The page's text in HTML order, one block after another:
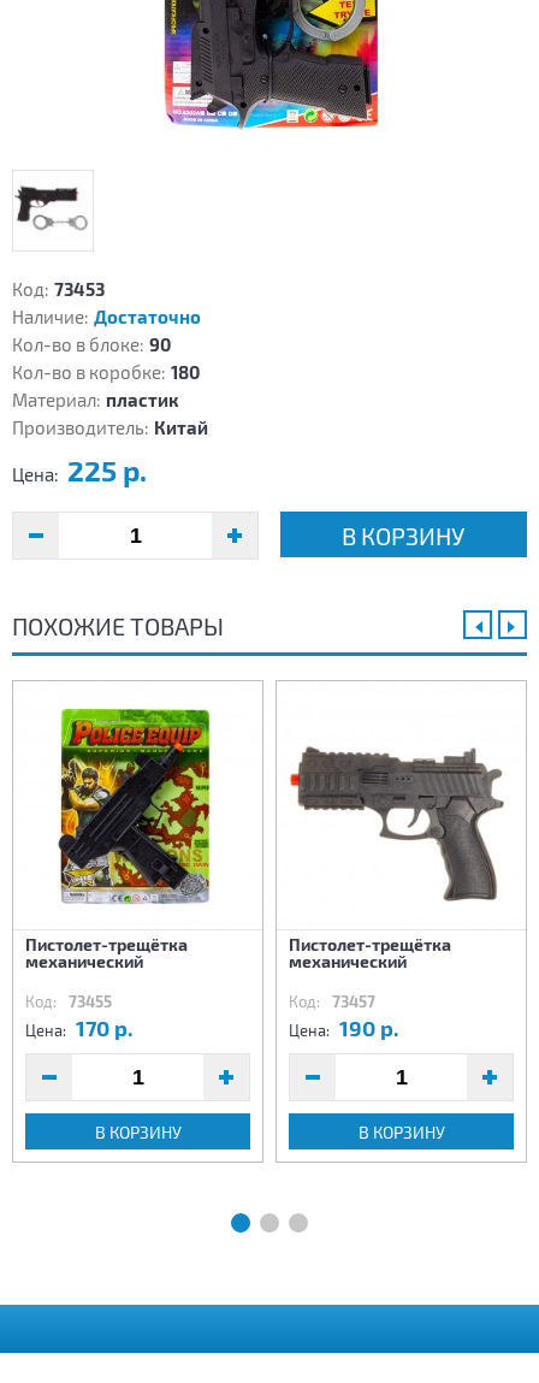
Код: 73453
Наличие: Достаточно
Кол-во в блоке: 90
Кол-во в коробке: 180
Материал: пластик
Производитель: Китай
Цена: 225 р.
В КОРЗИНУ
ПОХОЖИЕ ТОВАРЫ
Пистолет-трещётка
механический
Код: 73455
Цена: 170 р.
В КОРЗИНУ
Пистолет-трещётка
механический
Код: 73457
Цена: 190 р.
В КОРЗИНУ